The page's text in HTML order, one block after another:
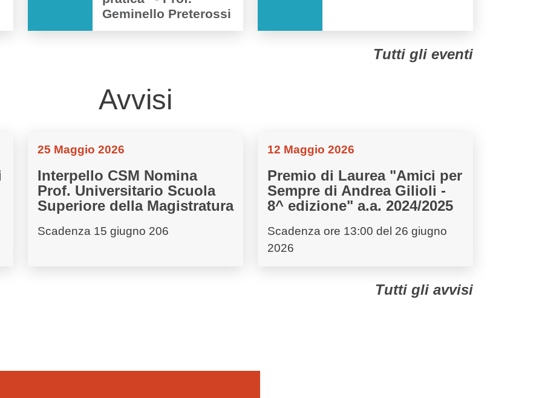
Geminello Preterossi
Tutti gli eventi
Avvisi
25 Maggio 2026
Interpello CSM Nomina
Prof. Universitario Scuola
Superiore della Magistratura
Scadenza 15 giugno 206
12 Maggio 2026
Premio di Laurea "Amici per
Sempre di Andrea Gilioli -
8^ edizione" a.a. 2024/2025
Scadenza ore 13:00 del 26 giugno
2026
Tutti gli avvisi